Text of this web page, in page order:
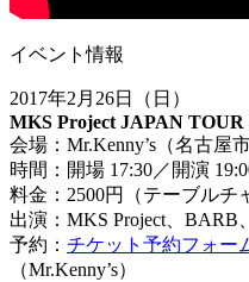
イベント情報
2017年2月26日（日）
MKS Project JAPAN TOUR
会場：Mr.Kenny’s（名古屋
時間：開場 17:30／開演
料金：2500円（テーブルチ
出演：MKS Project、BARB
予約： チケット予約フォー
（Mr.Kenny’s）